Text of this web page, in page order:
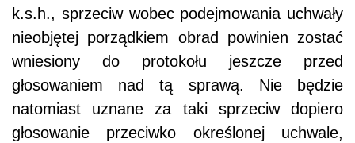
k.s.h., sprzeciw wobec podejmowania uchwały
nieobjętej porządkiem obrad powinien zostać
wniesiony do protokołu jeszcze przed
głosowaniem nad tą sprawą. Nie będzie
natomiast uznane za taki sprzeciw dopiero
głosowanie przeciwko określonej uchwale,